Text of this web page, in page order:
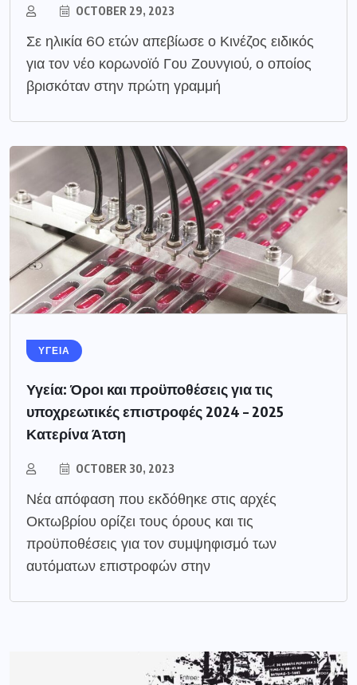
OCTOBER 29, 2023
Σε ηλικία 60 ετών απεβίωσε ο Κινέζος ειδικός
για τον νέο κορωνοϊό Γου Ζουνγιού, ο οποίος
βρισκόταν στην πρώτη γραμμή
ΥΓΕΙΑ
Υγεία: Όροι και προϋποθέσεις για τις
υποχρεωτικές επιστροφές 2024 – 2025
Κατερίνα Άτση
OCTOBER 30, 2023
Νέα απόφαση που εκδόθηκε στις αρχές
Οκτωβρίου ορίζει τους όρους και τις
προϋποθέσεις για τον συμψηφισμό των
αυτόματων επιστροφών στην